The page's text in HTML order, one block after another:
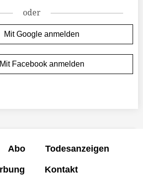
oder
Mit Google anmelden
Mit Facebook anmelden
Abo Todesanzeigen
Kontakt